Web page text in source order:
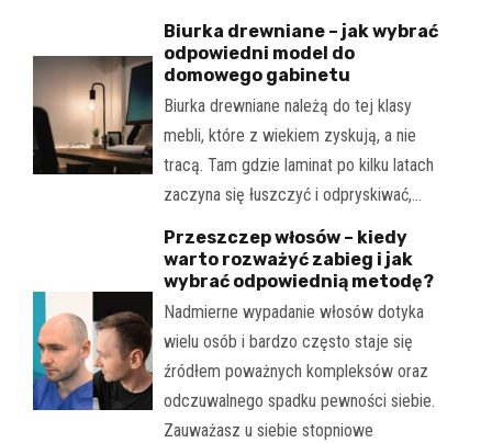
Biurka drewniane – jak wybrać
odpowiedni model do
domowego gabinetu
Biurka drewniane należą do tej klasy
mebli, które z wiekiem zyskują, a nie
tracą. Tam gdzie laminat po kilku latach
zaczyna się łuszczyć i odpryskiwać,…
Przeszczep włosów – kiedy
warto rozważyć zabieg i jak
wybrać odpowiednią metodę?
Nadmierne wypadanie włosów dotyka
wielu osób i bardzo często staje się
źródłem poważnych kompleksów oraz
odczuwalnego spadku pewności siebie.
Zauważasz u siebie stopniowe